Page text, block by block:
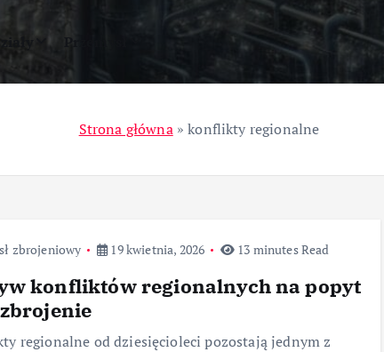
Przemysł
Strona główna»konflikty regionalne
zbrojeniowy 19 kwietnia, 2026 13 minutes Read
konfliktów regionalnych na popyt
regionalne od dziesięcioleci pozostają jednym z